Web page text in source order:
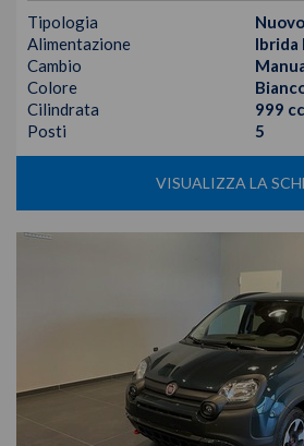
Tipologia
Nuovo
Alimentazione
Ibrida
Cambio
Colore
Cilindrata
999 cc
Posti
5
VISUALIZZA LA